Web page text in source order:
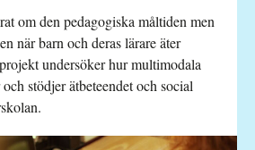
om den pedagogiska måltiden men
när barn och deras lärare äter
undersöker hur multimodala
stödjer ätbeteendet och social